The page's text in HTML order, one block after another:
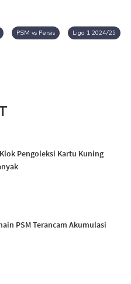
PSM vs Persis Liga 1 2024/25
Pengoleksi Kartu Kuning
PSM Terancam Akumulasi